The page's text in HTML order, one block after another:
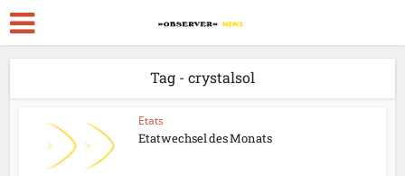
Tag - crystalsol
Etats
Etatwechsel des Monats